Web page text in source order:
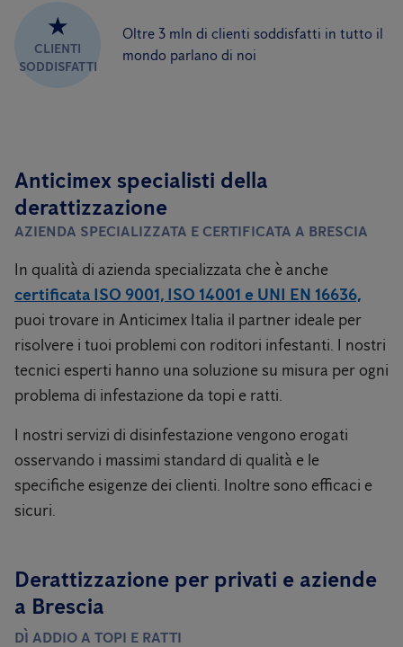
★
CLIENTI
SODDISFATTI
Oltre 3 mln di clienti soddisfatti in tutto il
mondo parlano di noi
Anticimex specialisti della
derattizzazione
AZIENDA SPECIALIZZATA E CERTIFICATA A BRESCIA
In qualità di azienda specializzata che è anche
certificata ISO 9001, ISO 14001 e UNI EN 16636,
puoi trovare in Anticimex Italia il partner ideale per
risolvere i tuoi problemi con roditori infestanti. I nostri
tecnici esperti hanno una soluzione su misura per ogni
problema di infestazione da topi e ratti.
I nostri servizi di disinfestazione vengono erogati
osservando i massimi standard di qualità e le
specifiche esigenze dei clienti. Inoltre sono efficaci e
sicuri.
Derattizzazione per privati ​​e aziende
a Brescia
DÌ ADDIO A TOPI E RATTI